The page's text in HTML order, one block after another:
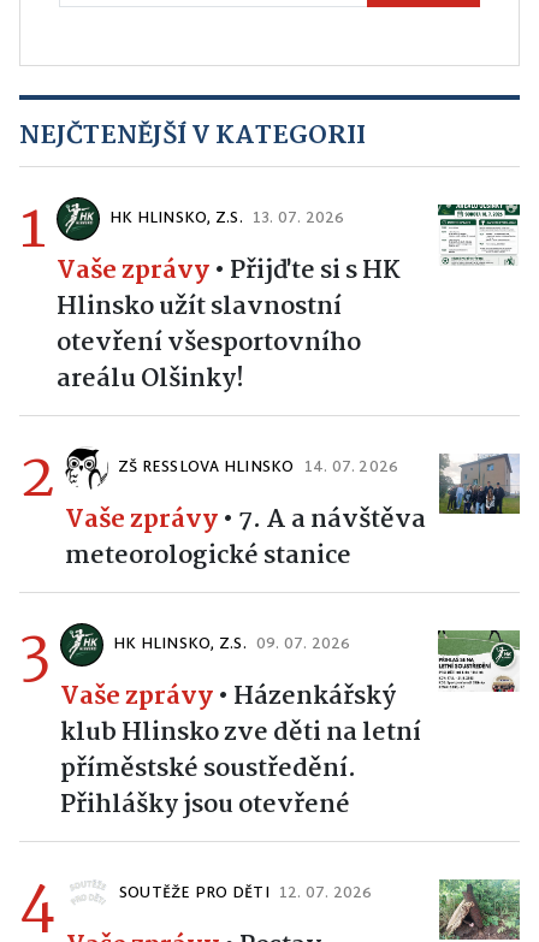
NEJČTENĚJŠÍ V KATEGORII
1 HK HLINSKO, Z.S. 13. 07. 2026
Vaše zprávy• Přijďte si s HK
Hlinsko užít slavnostní
otevření všesportovního
areálu Olšinky!
2 ZŠ RESSLOVA HLINSKO 14. 07. 2026
Vaše zprávy• 7. A a návštěva
meteorologické stanice
3 HK HLINSKO, Z.S. 09. 07. 2026
Vaše zprávy• Házenkářský
klub Hlinsko zve děti na letní
příměstské soustředění.
Přihlášky jsou otevřené
4 SOUTĚŽE PRO DĚTI 12. 07. 2026